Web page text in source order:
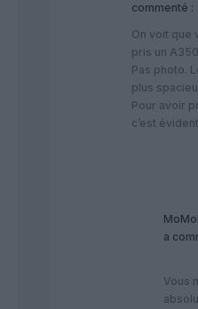
commenté :
On voit que
pris un
Pas photo.
plus
Pour avoir
c’est évident
a
Vous